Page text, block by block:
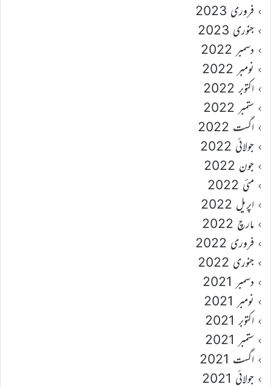
فروری 2023
جنوری 2023
دسمبر 2022
نومبر 2022
اکتوبر 2022
ستمبر 2022
اگست 2022
جولائی 2022
جون 2022
مئی 2022
اپریل 2022
مارچ 2022
فروری 2022
جنوری 2022
دسمبر 2021
نومبر 2021
اکتوبر 2021
ستمبر 2021
اگست 2021
جولائی 2021